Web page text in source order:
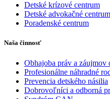
Detské krízové centrum
Detské advokačné centrum
Poradenské centrum
Naša činnosť
Obhajoba práv a záujmov
Profesionálne náhradné
Prevencia detského násilia
Dobrovoľníci a odborná